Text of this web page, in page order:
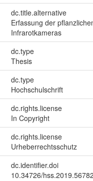
dc.title.alternative
Erfassung der
Infrarotkameras
dc.type
Thesis
dc.type
Hochschulschrift
dc.rights.license
In Copyright
dc.rights.license
Urheberrechtsschutz
dc.identifier.doi
10.34726/hss.2019.56782